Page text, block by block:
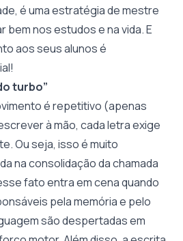
é uma estratégia de mestre
bem nos estudos e na vida. E
aos seus alunos é
turbo”
é repetitivo (apenas
à mão, cada letra exige
Ou seja, isso é muito
na consolidação da chamada
fato entra em cena quando
pela memória e pelo
são despertadas em